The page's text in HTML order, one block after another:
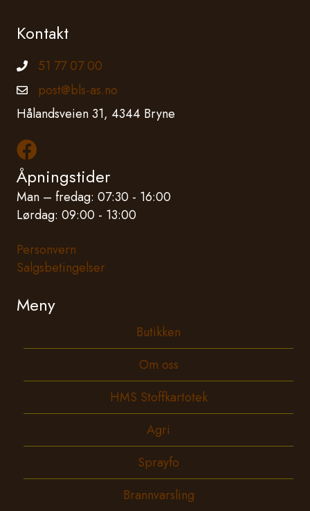
Kontakt
Telefonnummer
51 77 07 00
Epostadresse
post@bls-as.no
Hålandsveien 31, 4344 Bryne
Les mer om oss på Facebook
Åpningstider
Man – fredag: 07:30 - 16:00
Lørdag: 09:00 - 13:00
Personvern
Salgsbetingelser
Meny
Butikken
Om oss
HMS Stoffkartotek
Agri
Sprayfo
Brannvarsling